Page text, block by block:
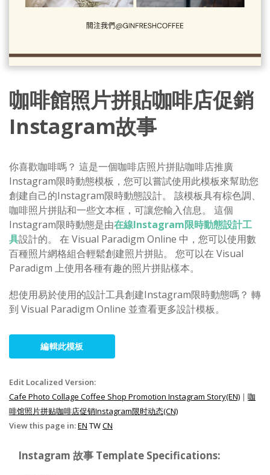
咖啡館照片拼貼咖啡店促銷
Instagram故事
你喜歡咖啡嗎？ 這是一個咖啡店照片拼貼咖啡店推廣
Instagram限時動態模板，您可以嘗試使用此模板來幫助您
創建自己的Instagram限時動態設計。 該模板具有棕色調、
咖啡照片拼貼和一些文本框，可讓您輸入信息。 這個
Instagram限時動態是由在線Instagram限時動態設計工
具設計的。 在 Visual Paradigm Online 中，您可以使用數
百種照片網格組合輕鬆創建照片拼貼。 您可以在 Visual
Paradigm 上使用各種有趣的照片拼貼樣本。
想使用易於使用的設計工具創建Instagram限時動態嗎？ 轉
到 Visual Paradigm Online 並查看更多設計模板。
編輯此模板
Edit Localized Version:
Cafe Photo Collage Coffee Shop Promotion Instagram Story(EN) | 咖
啡馆照片拼贴咖啡店促销Instagram限时动态(CN)
View this page in:EN TWCN
Instagram 故事 Template Specifications: